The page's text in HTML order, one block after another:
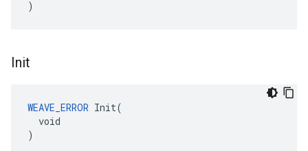
)
Init
WEAVE_ERROR Init(
  void
)